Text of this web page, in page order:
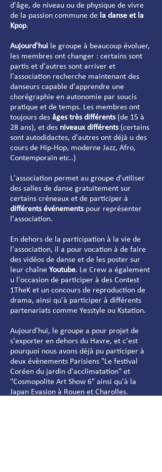
d'âge, de niveau ou de physique de vivre
de la passion commune de la danse et la
Kpop.
Aujourd'hui le groupe à beaucoup évoluer,
les membres ont changer : certains sont
partis et d'autres sont arriver et
l'association recherche maintenant des
danseurs capable d'apprendre une
chorégraphie en autonomie par soucis
pratique et de temps. Les membres ont
toujours des âges très différents(de 15 à
28 ans), et des niveaux différents (certains
sont autodidactes, d'autres ont déjà u des
cours de Hip-Hop, moderne Jazz, Afro,
Contemporain etc..)
L'association permet au groupe d'utiliser
des salles de danse gratuitement sur
certains créneaux et de participer à
différents événementspour représenter
l'association.
En dehors de la participation à la vie de
l'association, il a pour vocation à de faire
des vidéos de danse et de les poster sur
leur chaîne Youtube. Le Crew a également
u l'occasion de participer à des Contest
1TheK et un concours de reproduction de
drama, ainsi qu'à participer à différents
partenariats comme Yesstyle ou Kstation.
Aujourd'hui, le groupe a pour projet de
s'exporter en dehors du Havre, et c'est
pourquoi nous avons déjà pu participer à
deux évènements Parisiens "Le festival
Coréen du jardin d'acclimatation" et
"Cosmopolite Art Show 6" ainsi qu'à la
Japan Evasion à Rouen et Charolles.